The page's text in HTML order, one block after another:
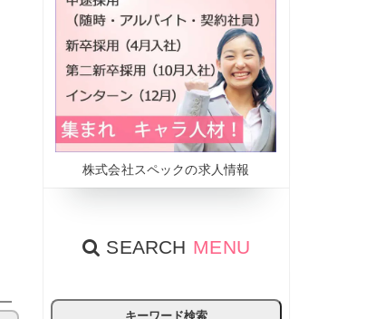
株式会社スペックの求人情報
SEARCH MENU
キーワード検索